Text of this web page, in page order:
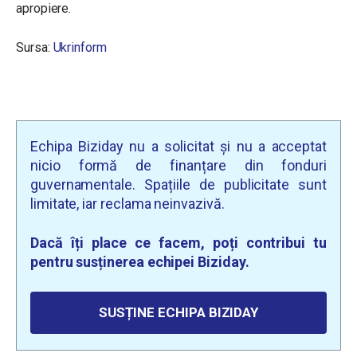
apropiere.
Sursa: Ukrinform
Echipa Biziday nu a solicitat și nu a acceptat
nicio formă de finanțare din fonduri
guvernamentale. Spațiile de publicitate sunt
limitate, iar reclama neinvazivă.
Dacă îți place ce facem, poți contribui tu
pentru susținerea echipei Biziday.
SUSȚINE ECHIPA BIZIDAY